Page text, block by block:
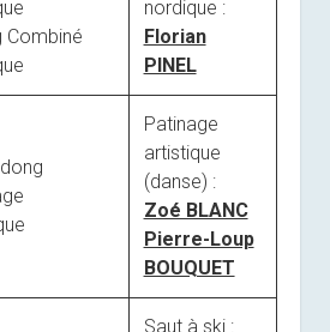
nordique :
Florian
PINEL
Patinage
artistique
(danse) :
Zoé BLANC
Pierre-Loup
BOUQUET
Saut à ski :